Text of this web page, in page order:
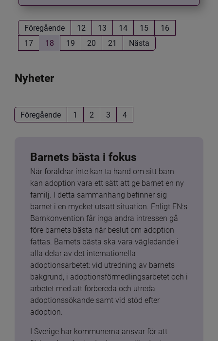
Föregående 12 13 14 15
16
17
18 19 20 21 Nästa
Nyheter
Föregående 1 2 3 4
Barnets bästa i fokus
När föräldrar inte kan ta hand om sitt barn
kan adoption vara ett sätt att ge barnet en ny
familj. I detta sammanhang befinner sig
barnet i en mycket utsatt situation. Enligt FN:s
Barnkonvention får inga andra intressen gå
före barnets bästa när beslut om adoption
fattas. Barnets bästa ska vara vägledande i
alla delar av det internationella
adoptionsarbetet: vid utredning av barnets
bakgrund, i adoptionsförmedlingsarbetet och i
arbetet med att förbereda och utreda
adoptionssökande samt vid stöd efter
adoption.
I Sverige har kommunerna ansvar för att